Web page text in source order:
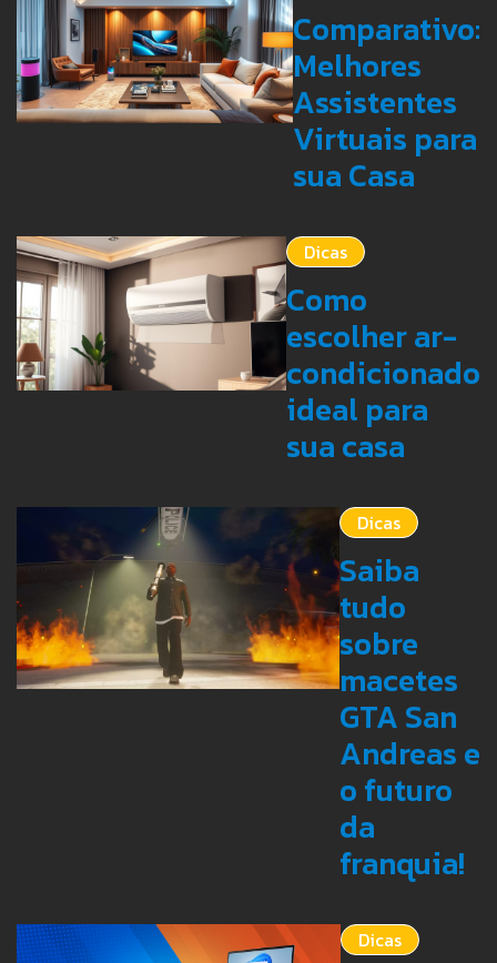
Comparativo:
Melhores
Assistentes
Virtuais para
sua Casa
Dicas
Como
escolher ar-
condicionado
ideal para
sua casa
Dicas
Saiba
tudo
sobre
macetes
GTA San
Andreas e
o futuro
da
franquia!
Dicas